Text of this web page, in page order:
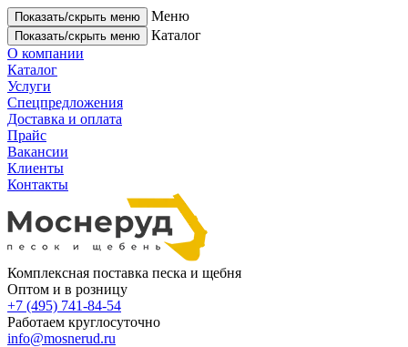
Показать/скрыть меню Меню
Показать/скрыть меню
Каталог
О компании
Каталог
Услуги
Спецпредложения
Доставка и оплата
Прайс
Вакансии
Клиенты
Контакты
Комплексная поставка песка и щебня
Оптом и в розницу
+7 (495) 741-84-54
Работаем круглосуточно
info@mosnerud.ru